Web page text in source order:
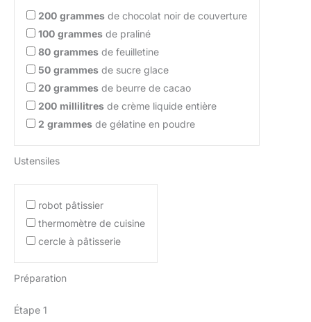
200 grammes de chocolat noir de couverture
100 grammes de praliné
80 grammes de feuilletine
50 grammes de sucre glace
20 grammes de beurre de cacao
200 millilitres de crème liquide entière
2 grammes de gélatine en poudre
Ustensiles
robot pâtissier
thermomètre de cuisine
cercle à pâtisserie
Préparation
Étape 1